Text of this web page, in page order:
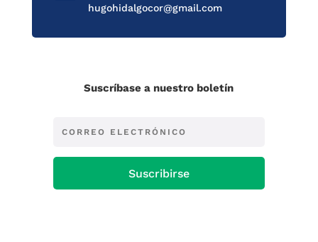
hugohidalgocor@gmail.com
Suscríbase a nuestro boletín
Suscribirse